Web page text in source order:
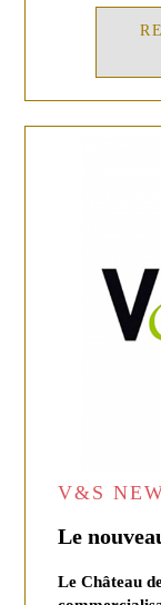
V&S
Le
Le Château